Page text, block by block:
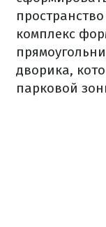
комплекс
дворика,
парковой